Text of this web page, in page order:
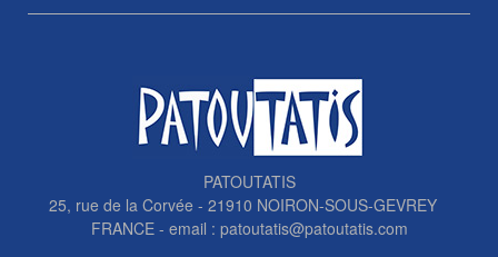
PATOUTATIS
25, rue de la Corvée - 21910 NOIRON-SOUS-GEVREY
FRANCE - email : patoutatis@patoutatis.com